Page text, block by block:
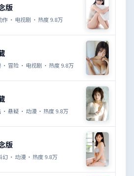
版
作 · 电视剧 · 热度9.8万
· 冒险 · 电视剧 · 热度9.8万
· 悬疑 · 动漫 · 热度9.8万
版
幻 · 动漫 · 热度9.8万